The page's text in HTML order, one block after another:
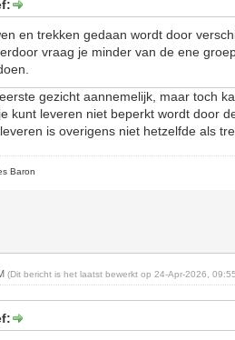
en trekken gedaan wordt door
vraag je minder van de ene
gezicht aannemelijk, maar toch
kunt leveren niet beperkt wordt door
is overigens niet hetzelfde als
Baron
(Dit bericht is het laatst bewerkt op 24-Apr-2026,